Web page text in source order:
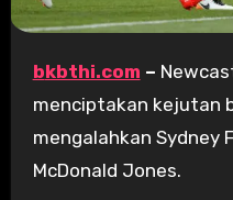
bkbthi.com –
menciptakan kejutan
mengalahkan Sydney
McDonald Jones.